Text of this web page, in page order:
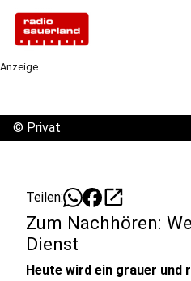
Anzeige
© Privat
Teilen: open_in_new
Zum Nachhören:
Dienst
Heute wird ein grauer und